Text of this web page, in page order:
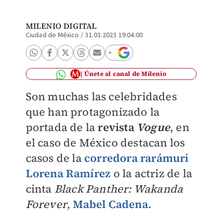
MILENIO DIGITAL
Ciudad de México /31.03.2023 19:04:00
Únete al canal de Milenio
Son muchas las celebridades
que han protagonizado la
portada de larevista Vogue, en
el caso de México destacan los
casos de la corredora rarámuri
Lorena Ramírez o la actriz de la
cinta Black Panther: Wakanda
Forever,Mabel Cadena.